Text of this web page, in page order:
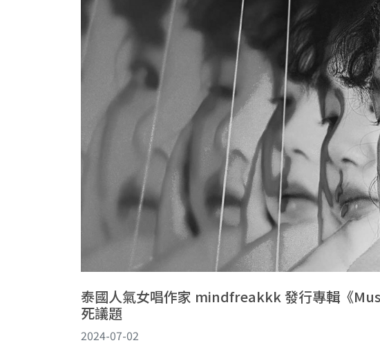
泰國人氣女唱作家 mindfreakkk 發行專輯《
死議題
2024-07-02